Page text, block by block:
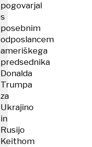
pogovarjal
s
posebnim
odposlancem
ameriškega
predsednika
Donalda
Trumpa
za
Ukrajino
in
Rusijo
Keithom